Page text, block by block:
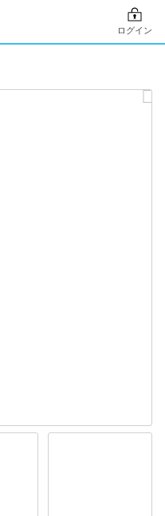
ログイン